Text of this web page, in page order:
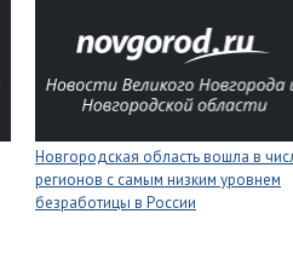
Новгородская область вошла в
регионов с самым низким уровнем
безработицы в России